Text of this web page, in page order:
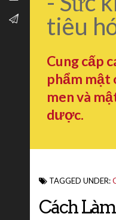
tiêu
Cung cấp
phẩm mật
men và
dược.
TAGGED UNDER:
Cách